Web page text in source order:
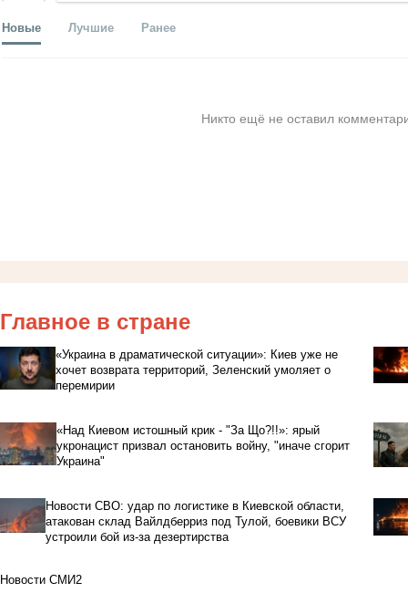
Новые Лучшие Ранее
Никто ещё не оставил
Главное в стране
«Украина в драматической ситуации»: Киев уже не
хочет возврата территорий, Зеленский умоляет о
перемирии
«Над Киевом истошный крик - "За Що?!!»: ярый
укронацист призвал остановить войну, "иначе сгорит
Украина"
Новости СВО: удар по логистике в Киевской области,
атакован склад Вайлдберриз под Тулой, боевики ВСУ
устроили бой из-за дезертирства
Новости СМИ2